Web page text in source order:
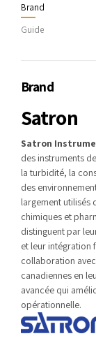
Brand
Guide
Brand
Satron
Satron
des instruments
la turbidité, la
des
largement utilisés
chimiques et
distinguent par
et leur intégration
collaboration
canadiennes en
avancée qui
opérationnelle.